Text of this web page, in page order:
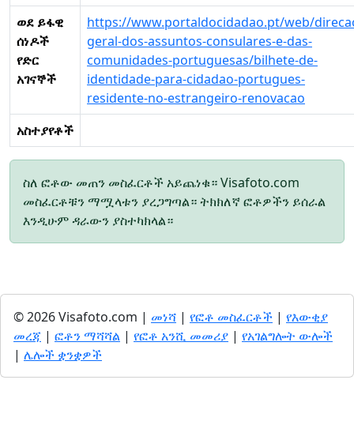
ወደ ይፋዊ
ሰነዶች
የድር
አገናኞች
https://www.portaldocidadao.pt/web/
geral-dos-assuntos-consulares-e-das-
comunidades-portuguesas/bilhete-de-
identidade-para-cidadao-portugues-
residente-no-estrangeiro-renovacao
አስተያየቶች
ስለ ፎቶው መጠን መስፈርቶች አይጨነቁ። Visafoto.com
መስፈርቶቹን ማሟላቱን ያረጋግጣል። ትክክለኛ ፎቶዎችን ይሰራል
እንዲሁም ዳራውን ያስተካክላል።
© 2026 Visafoto.com | መነሻ | የፎቶ መስፈርቶች | የእውቂያ
መረጃ | ፎቶን ማሻሻል | የፎቶ አንሺ መመሪያ | የአገልግሎት ውሎች
| ሌሎች ቋንቋዎች